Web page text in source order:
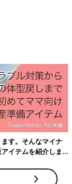
す。そんなマイナ
イテムを紹介しま